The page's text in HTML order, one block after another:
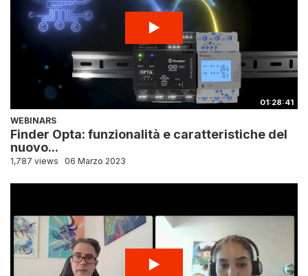
01:28:41
WEBINARS
Finder Opta: funzionalità e caratteristiche del
nuovo...
1,787 views 06 Marzo 2023